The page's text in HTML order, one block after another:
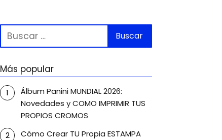
Más popular
Álbum Panini MUNDIAL 2026:
Novedades y COMO IMPRIMIR TUS
PROPIOS CROMOS
Cómo Crear TU Propia ESTAMPA